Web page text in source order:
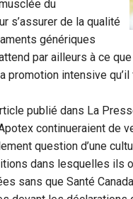
du
s’assurer de la qualité
génériques
par ailleurs à ce
promotion intensive
publié dans La
continueraient de
question d’une
dans lesquelles ils
sans que Santé